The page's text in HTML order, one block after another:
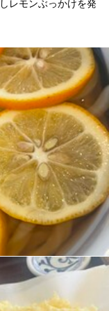
レモンぶっかけを発